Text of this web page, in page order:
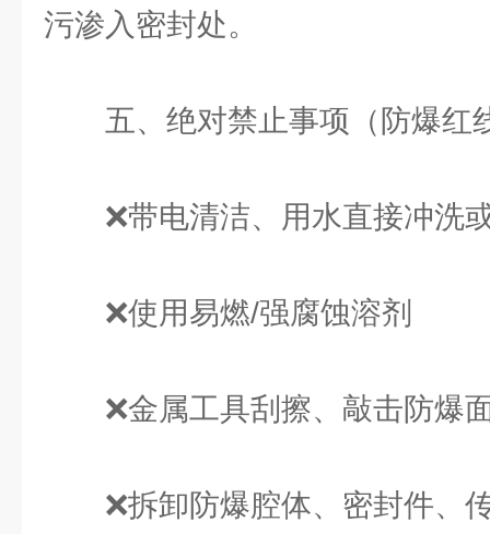
污渗入密封处。
五、绝对禁止事项（防爆红
❌带电清洁、用水直接冲洗
❌使用易燃/强腐蚀溶剂
❌金属工具刮擦、敲击防爆
❌拆卸防爆腔体、密封件、